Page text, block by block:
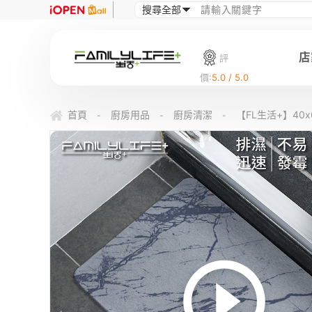
評
價:5.0 / 5.0
首頁 - 廚房用品 - 廚房清潔 - 【FL生活+】